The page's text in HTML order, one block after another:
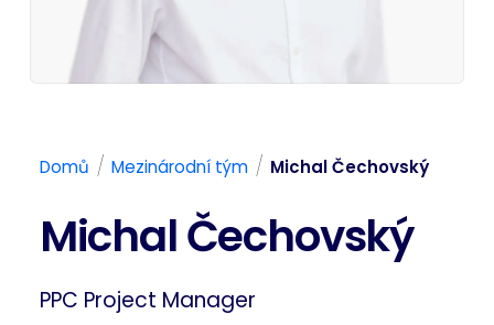
Domů / Mezinárodní tým / Michal Čechovský
Michal Čechovský
PPC Project Manager